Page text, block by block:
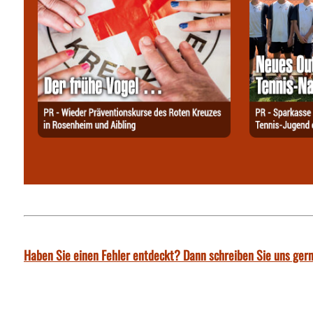
Haben Sie einen Fehler entdeckt? Dann schreiben Sie uns